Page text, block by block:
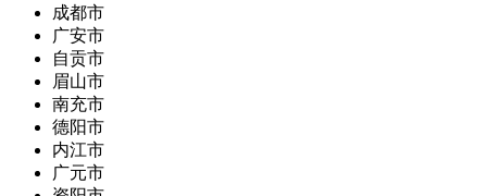
成都市
广安市
自贡市
眉山市
南充市
德阳市
内江市
广元市